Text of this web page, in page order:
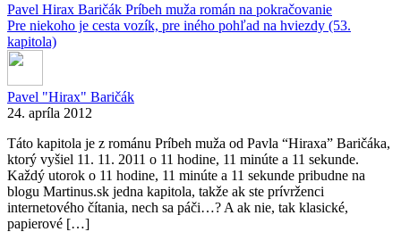
Pavel Hirax Baričák Príbeh muža román na pokračovanie
Pre niekoho je cesta vozík, pre iného pohľad na hviezdy (53.
kapitola)
Pavel "Hirax" Baričák
24. apríla 2012
Táto kapitola je z románu Príbeh muža od Pavla “Hiraxa” Baričáka,
ktorý vyšiel 11. 11. 2011 o 11 hodine, 11 minúte a 11 sekunde.
Každý utorok o 11 hodine, 11 minúte a 11 sekunde pribudne na
blogu Martinus.sk jedna kapitola, takže ak ste prívrženci
internetového čítania, nech sa páči…? A ak nie, tak klasické,
papierové […]